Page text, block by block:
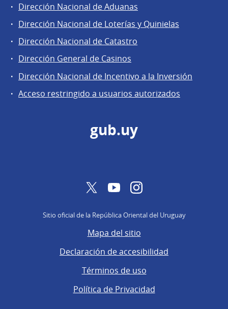
Áreas
de
la
Dirección
General
de
Secretaría
Dirección Nacional de Aduanas
Dirección Nacional de Loterías y Quinielas
Dirección Nacional de Catastro
Dirección General de Casinos
Dirección Nacional de Incentivo a la Inversión
Acceso restringido a usuarios autorizados
gub.uy
TwitterYouTubeInstagram
Sitio oficial de la República Oriental del Uruguay
Mapa del sitio
Declaración de accesibilidad
Términos de uso
Política de Privacidad